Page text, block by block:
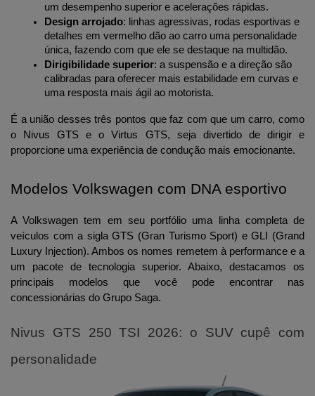
um desempenho superior e acelerações rápidas.
Design arrojado: linhas agressivas, rodas esportivas e
detalhes em vermelho dão ao carro uma personalidade
única, fazendo com que ele se destaque na multidão.
Dirigibilidade superior: a suspensão e a direção são
calibradas para oferecer mais estabilidade em curvas e
uma resposta mais ágil ao motorista.
É a união desses três pontos que faz com que um carro, como
o Nivus GTS e o Virtus GTS, seja divertido de dirigir e
proporcione uma experiência de condução mais emocionante.
Modelos Volkswagen com DNA esportivo
A Volkswagen tem em seu portfólio uma linha completa de
veículos com a sigla GTS (Gran Turismo Sport) e GLI (Grand
Luxury Injection). Ambos os nomes remetem à performance e a
um pacote de tecnologia superior. Abaixo, destacamos os
principais modelos que você pode encontrar nas
concessionárias do Grupo Saga.
Nivus GTS 250 TSI 2026: o SUV cupê com